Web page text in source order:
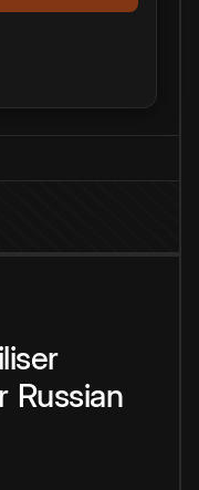
Russian